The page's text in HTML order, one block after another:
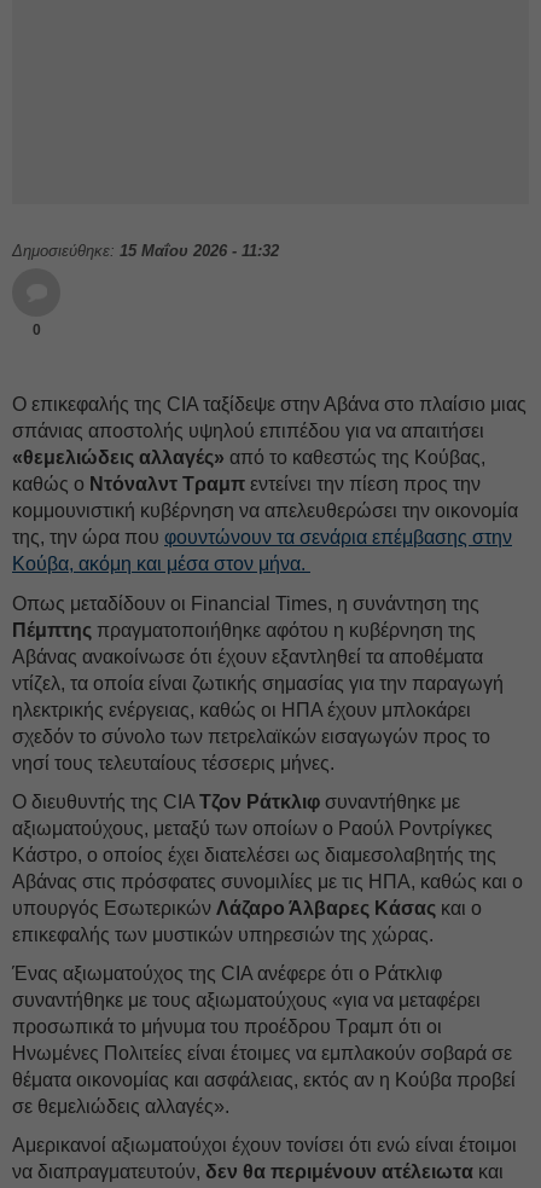
Δημοσιεύθηκε: 15 Μαΐου 2026 - 11:32
0
Ο επικεφαλής της CIA ταξίδεψε στην Αβάνα στο πλαίσιο μιας
σπάνιας αποστολής υψηλού επιπέδου για να απαιτήσει
«θεμελιώδεις αλλαγές» από το καθεστώς της Κούβας,
καθώς ο Ντόναλντ Τραμπ εντείνει την πίεση προς την
κομμουνιστική κυβέρνηση να απελευθερώσει την οικονομία
της, την ώρα που φουντώνουν τα σενάρια επέμβασης στην
Κούβα, ακόμη και μέσα στον μήνα.
Οπως μεταδίδουν οι Financial Times, η συνάντηση της
Πέμπτης πραγματοποιήθηκε αφότου η κυβέρνηση της
Αβάνας ανακοίνωσε ότι έχουν εξαντληθεί τα αποθέματα
ντίζελ, τα οποία είναι ζωτικής σημασίας για την παραγωγή
ηλεκτρικής ενέργειας, καθώς οι ΗΠΑ έχουν μπλοκάρει
σχεδόν το σύνολο των πετρελαϊκών εισαγωγών προς το
νησί τους τελευταίους τέσσερις μήνες.
Ο διευθυντής της CIA Τζον Ράτκλιφ συναντήθηκε με
αξιωματούχους, μεταξύ των οποίων ο Ραούλ Ροντρίγκες
Κάστρο, ο οποίος έχει διατελέσει ως διαμεσολαβητής της
Αβάνας στις πρόσφατες συνομιλίες με τις ΗΠΑ, καθώς και ο
υπουργός Εσωτερικών Λάζαρο Άλβαρες Κάσας και ο
επικεφαλής των μυστικών υπηρεσιών της χώρας.
Ένας αξιωματούχος της CIA ανέφερε ότι ο Ράτκλιφ
συναντήθηκε με τους αξιωματούχους «για να μεταφέρει
προσωπικά το μήνυμα του προέδρου Τραμπ ότι οι
Ηνωμένες Πολιτείες είναι έτοιμες να εμπλακούν σοβαρά σε
θέματα οικονομίας και ασφάλειας, εκτός αν η Κούβα προβεί
σε θεμελιώδεις αλλαγές».
Αμερικανοί αξιωματούχοι έχουν τονίσει ότι ενώ είναι έτοιμοι
να διαπραγματευτούν, δεν θα περιμένουν ατέλειωτα και